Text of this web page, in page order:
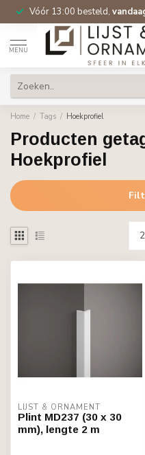
Vóór 13:00 besteld,
MENU
Home / Tags / Hoekprofiel
Producten
Hoekprofiel
LIJST & ORNAMENT
Plint MD237 (30 x 30
mm), lengte 2 m